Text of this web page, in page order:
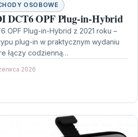
OSOBOWE
DCT6 OPF Plug-in-Hybrid
OPF Plug-in-Hybrid z 2021 roku –
plug-in w praktycznym wydaniu
łączy codzienną…
2026